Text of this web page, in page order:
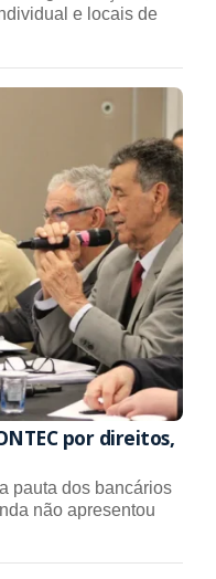
e locais de
por direitos,
pauta dos bancários
não apresentou